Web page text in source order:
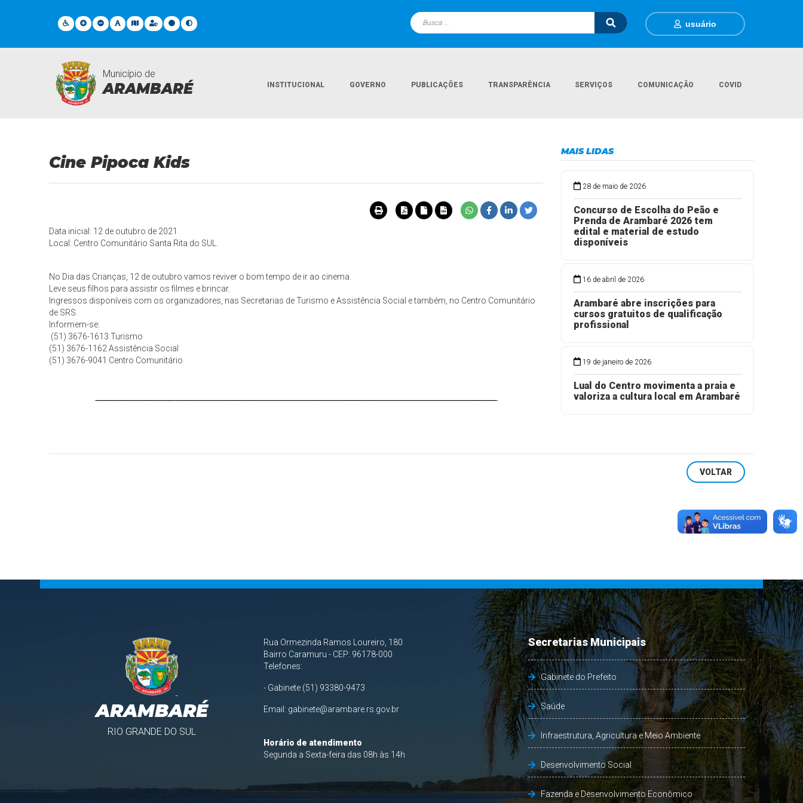
usuário
Município de
ARAMBARÉ INSTITUCIONAL GOVERNO PUBLICAÇÕES TRANSPARÊNCIA SERVIÇOS COMUNICAÇÃO COVID
Eventos
Cine Pipoca Kids
Data inicial: 12 de outubro de 2021
Local: Centro Comunitário Santa Rita do SUL.
No Dia das Crianças, 12 de outubro vamos reviver o bom tempo de ir ao cinema.
Leve seus filhos para assistir os filmes e brincar.
Ingressos disponíveis com os organizadores, nas Secretarias de Turismo e Assistência Social e também, no Centro Comunitário
de SRS.
Informem-se:
(51) 3676-1613 Turismo
(51) 3676-1162 Assistência Social
(51) 3676-9041 Centro Comunitário
MAIS LIDAS
28 de maio de 2026
Concurso de Escolha do Peão e
Prenda de Arambaré 2026 tem
edital e material de estudo
disponíveis
16 de abril de 2026
Arambaré abre inscrições para
cursos gratuitos de qualificação
profissional
19 de janeiro de 2026
Lual do Centro movimenta a praia e
valoriza a cultura local em Arambaré
VOLTAR
ARAMBARÉ
RIO GRANDE DO SUL
Rua Ormezinda Ramos Loureiro, 180
Bairro Caramuru - CEP: 96178-000
Telefones:
- Gabinete (51) 93380-9473
Email: gabinete@arambare.rs.gov.br
Horário de atendimento
Segunda a Sexta-feira das 08h às 14h
Secretarias Municipais
Gabinete do Prefeito
Saúde
Infraestrutura, Agricultura e Meio Ambiente
Desenvolvimento Social
Fazenda e Desenvolvimento Econômico